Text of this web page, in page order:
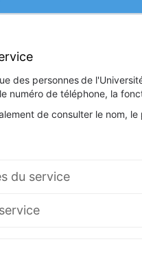
des personnesde
numéro de téléphone, la
de consulter le nom, le
du service